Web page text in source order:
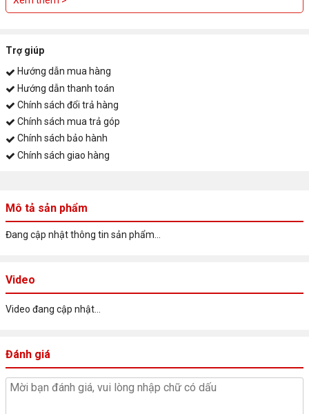
Trợ giúp
Hướng dẫn mua hàng
Hướng dẫn thanh toán
Chính sách đổi trả hàng
Chính sách mua trả góp
Chính sách bảo hành
Chính sách giao hàng
Mô tả sản phẩm
Đang cập nhật thông tin sản phẩm...
Video
Video đang cập nhật...
Đánh giá